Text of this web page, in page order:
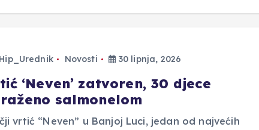
Hip_Urednik Novosti 30 lipnja, 2026
‘Neven’ zatvoren, 30 djece
salmonelom
vrtić “Neven” u Banjoj Luci, jedan od najvećih